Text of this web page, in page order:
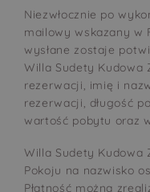
Niezwłocznie po
mailowy wskazany w
wysłane zostaje
Willa Sudety Kudowa
rezerwacji, imię i
rezerwacji, długość
wartość pobytu oraz
Willa Sudety Kudowa
Pokoju na nazwisko
Płatność można